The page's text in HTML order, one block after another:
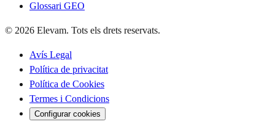
Glossari GEO
© 2026 Elevam. Tots els drets reservats.
Avís Legal
Política de privacitat
Política de Cookies
Termes i Condicions
Configurar cookies